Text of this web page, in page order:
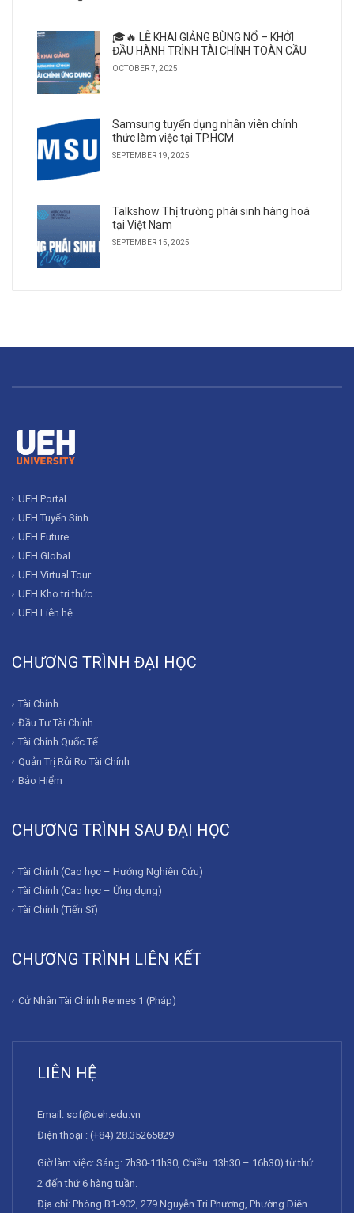
🎓🔥 LỄ KHAI GIẢNG BÙNG NỔ – KHỞI
ĐẦU HÀNH TRÌNH TÀI CHÍNH TOÀN CẦU
OCTOBER 7, 2025
Samsung tuyển dụng nhân viên chính
thức làm việc tại TP.HCM
SEPTEMBER 19, 2025
Talkshow Thị trường phái sinh hàng hoá
tại Việt Nam
SEPTEMBER 15, 2025
UEH Portal
UEH Tuyển Sinh
UEH Future
UEH Global
UEH Virtual Tour
UEH Kho tri thức
UEH Liên hệ
CHƯƠNG TRÌNH ĐẠI HỌC
Tài Chính
Đầu Tư Tài Chính
Tài Chính Quốc Tế
Quản Trị Rủi Ro Tài Chính
Bảo Hiểm
CHƯƠNG TRÌNH SAU ĐẠI HỌC
Tài Chính (Cao học – Hướng Nghiên Cứu)
Tài Chính (Cao học – Ứng dụng)
Tài Chính (Tiến Sĩ)
CHƯƠNG TRÌNH LIÊN KẾT
Cử Nhân Tài Chính Rennes 1 (Pháp)
LIÊN HỆ
Email: sof@ueh.edu.vn
Điện thoại : (+84) 28.35265829
Giờ làm việc: Sáng: 7h30-11h30, Chiều: 13h30 – 16h30) từ thứ
2 đến thứ 6 hàng tuần.
Địa chỉ: Phòng B1-902, 279 Nguyễn Tri Phương, Phường Diên